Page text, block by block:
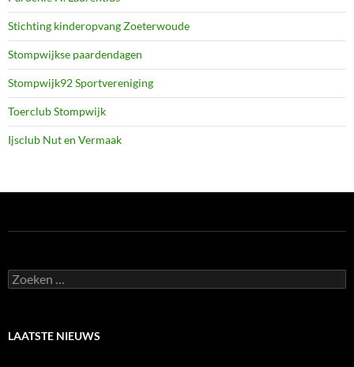
Stichting kinderopvang Zoeterwoude
Stompwijkse paardendagen
Stompwijk92 Sportvereniging
Toerclub Stompwijk
Ijsclub Nut en Vermaak
Zoeken
naar:
LAATSTE NIEUWS